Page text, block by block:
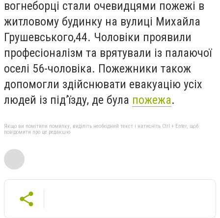
вогнеборці стали очевидцями пожежі в
житловому будинку на вулиці Михайла
Грушевського,44. Чоловіки проявили
професіоналізм та врятували із палаючої
оселі 56-чоловіка. Пожежники також
допомогли здійснювати евакуацію усіх
людей із під’їзду, де була пожежа.
Якщо ви помітили помилку, виділіть необхідний текст і натисніть Ctrl + Enter, щоб
повідомити про це редакцію